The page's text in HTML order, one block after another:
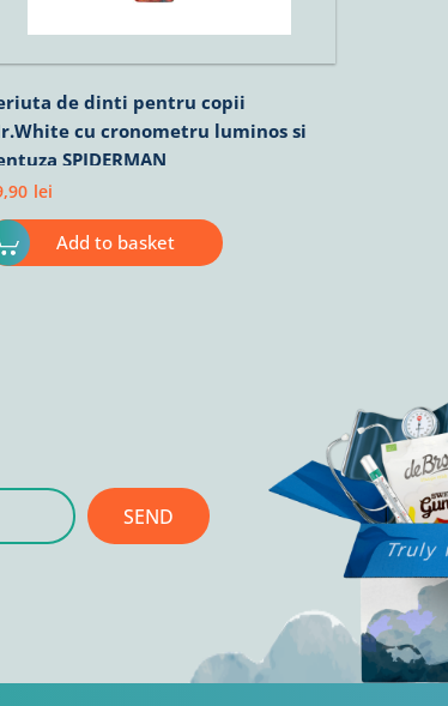
de dinti pentru copii
cu cronometru luminos si
SPIDERMAN
lei
Add to basket
SEND